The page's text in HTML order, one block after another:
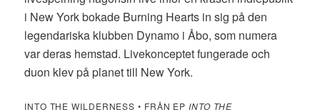
i New York bokade Burning Hearts in sig på den
legendariska klubben Dynamo i Åbo, som numera
var deras hemstad. Livekonceptet fungerade och
duon klev på planet till New York.
INTO THE WILDERNESS • FRÅN EP INTO THE